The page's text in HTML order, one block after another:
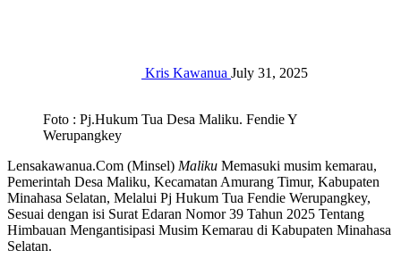
Kris Kawanua July 31, 2025
Foto : Pj.Hukum Tua Desa Maliku. Fendie Y
Werupangkey
Lensakawanua.Com (Minsel) Maliku Memasuki musim kemarau,
Pemerintah Desa Maliku, Kecamatan Amurang Timur, Kabupaten
Minahasa Selatan, Melalui Pj Hukum Tua Fendie Werupangkey,
Sesuai dengan isi Surat Edaran Nomor 39 Tahun 2025 Tentang
Himbauan Mengantisipasi Musim Kemarau di Kabupaten Minahasa
Selatan.